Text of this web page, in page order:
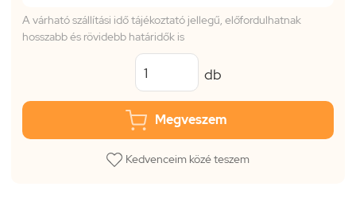
A várható szállítási idő tájékoztató jellegű, előfordulhatnak
hosszabb és rövidebb határidők is
db
Megveszem
Kedvenceim közé teszem